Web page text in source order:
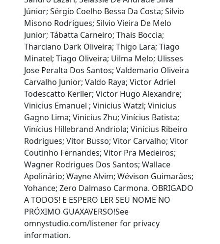
Júnior; Sérgio Coelho Bessa Da Costa; Silvio
Misono Rodrigues; Silvio Vieira De Melo
Junior; Tábatta Carneiro; Thais Boccia;
Tharciano Dark Oliveira; Thigo Lara; Tiago
Minatel; Tiago Oliveira; Uilma Melo; Ulisses
Jose Peralta Dos Santos; Valdemario Oliveira
Carvalho Junior; Valdo Raya; Victor Adriel
Todescatto Kerller; Victor Hugo Alexandre;
Vinicius Emanuel ; Vinicius Watzl; Vinicius
Gagno Lima; Vinicius Zhu; Vinícius Batista;
Vinícius Hillebrand Andriola; Vinícius Ribeiro
Rodrigues; Vitor Busso; Vitor Carvalho; Vitor
Coutinho Fernandes; Vitor Pra Medeiros;
Wagner Rodrigues Dos Santos; Wallace
Apolinário; Wayne Alvim; Wévison Guimarães;
Yohance; Zero Dalmaso Carmona. OBRIGADO
A TODOS! E ESPERO LER SEU NOME NO
PRÓXIMO GUAXAVERSO!See
omnystudio.com/listener for privacy
information.